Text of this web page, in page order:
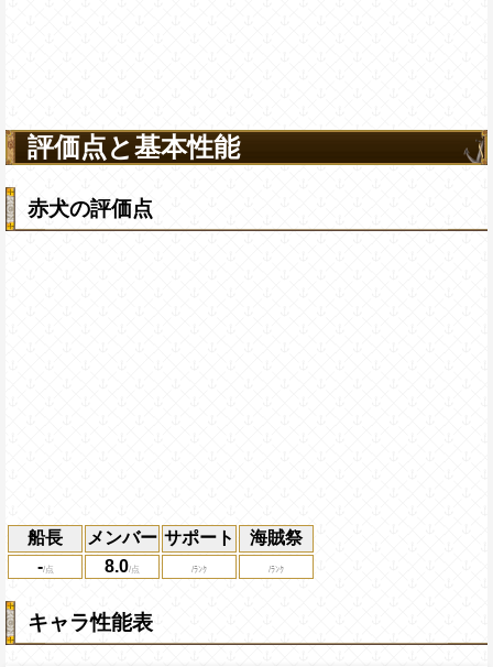
評価点と基本性能
赤犬の評価点
船長 メンバー サポート
海賊祭
-
8.0
キャラ性能表